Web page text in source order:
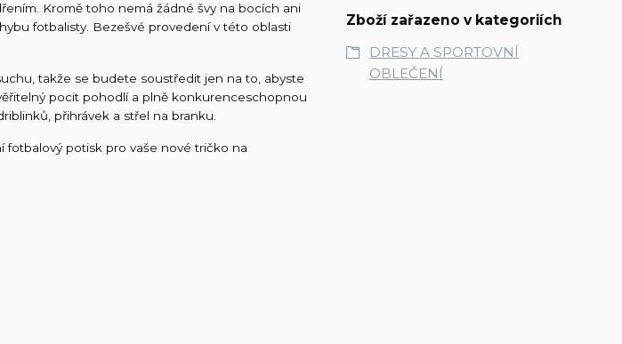
Kromě toho nemá žádné švy na bocích ani
fotbalisty. Bezešvé provedení v této oblasti
takže se budete soustředit jen na to, abyste
pocit pohodlí a plně konkurenceschopnou
přihrávek a střel na branku.
fotbalový potisk pro vaše nové tričko na
Zboží zařazeno v kategoriích
DRESY A SPORTOVNÍ
OBLEČENÍ